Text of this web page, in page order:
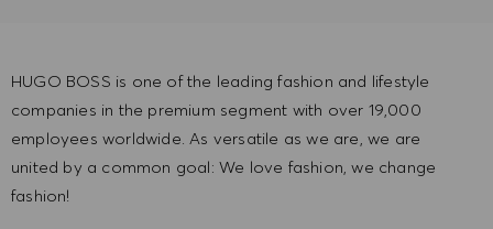
HUGO BOSS is one of the leading fashion and lifestyle
companies in the premium segment with over 19,000
employees worldwide. As versatile as we are, we are
united by a common goal: We love fashion, we change
fashion!